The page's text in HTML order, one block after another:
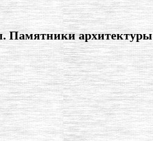
Памятники архитектуры